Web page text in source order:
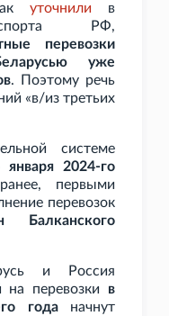
уточнили в
РФ,
перевозки
уже
. Поэтому речь
«в/из третьих
системе
января 2024-го
первыми
перевозок
и Россия
на перевозки в
годаначнут